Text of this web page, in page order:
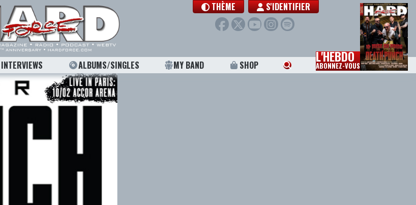
THÈME S'IDENTIFIER
INTERVIEWS ALBUMS/SINGLES MY BAND SHOP L'HEBDO
ABONNEZ-VOUS